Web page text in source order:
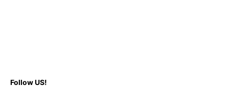
Follow US!